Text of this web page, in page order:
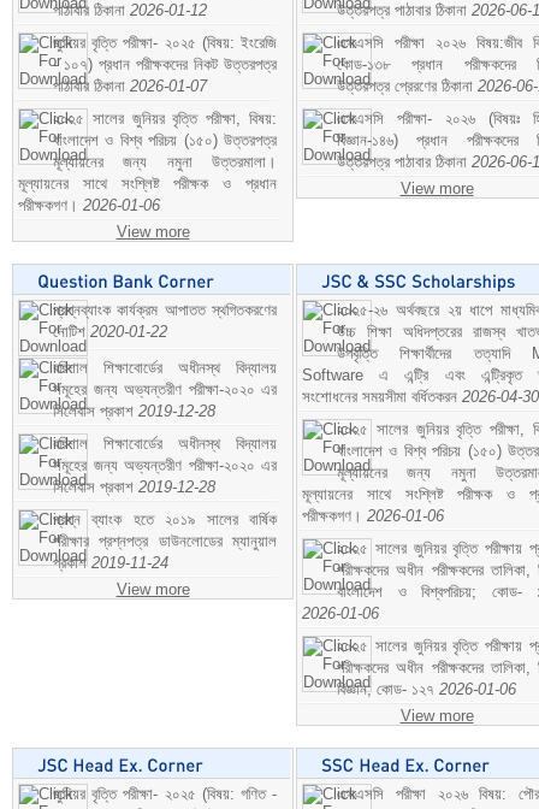
পাঠাবার ঠিকানা 2026-01-12
জুনিয়র বৃত্তি পরীক্ষা- ২০২৫ (বিষয়: ইংরেজি
- ১০৭) প্রধান পরীক্ষকদের নিকট উত্তরপত্র
পাঠাবার ঠিকানা 2026-01-07
২০২৫ সালের জুনিয়র বৃত্তি পরীক্ষা, বিষয়:
বাংলাদেশ ও বিশ্ব পরিচয় (১৫০) উত্তরপত্র
মূল্যায়নের জন্য নমুনা উত্তরমালা।
মূল্যায়নের সাথে সংশ্লিষ্ট পরীক্ষক ও প্রধান
পরীক্ষকগণ। 2026-01-06
View more
উত্তরপত্র পাঠাবার ঠিকানা 2026-06-
এসএসসি পরীক্ষা ২০২৬ বিষয়:জীব
কোড-১৩৮ প্রধান পরীক্ষকদের
উত্তরপত্র প্রেরণের ঠিকানা 2026-
এসএসসি পরীক্ষা- ২০২৬ (বিষয়ঃ
বিজ্ঞান-১৪৬) প্রধান পরীক্ষকদের
উত্তরপত্র পাঠাবার ঠিকানা 2026-06-
View more
প্রশ্নব্যাংক কার্যক্রম আপাতত স্থগিতকরণের
নোটিশ 2020-01-22
বরিশাল শিক্ষাবোর্ডের অধীনস্থ বিদ্যালয়
সমূহের জন্য অভ্যন্তরীণ পরীক্ষা-২০২০ এর
সিলেবাস প্রকাশ 2019-12-28
বরিশাল শিক্ষাবোর্ডের অধীনস্থ বিদ্যালয়
সমূহের জন্য অভ্যন্তরীণ পরীক্ষা-২০২০ এর
সিলেবাস প্রকাশ 2019-12-28
প্রশ্ন ব্যাংক হতে ২০১৯ সালের বার্ষিক
পরীক্ষার প্রশ্নপত্র ডাউনলোডের ম্যানুয়াল
প্রকাশ 2019-11-24
View more
২০২৫-২৬ অর্থবছরে ২য় ধাপে
উচ্চ শিক্ষা অধিদপ্তরের রাজস্ব
উপবৃত্তি শিক্ষার্থীদের তত্যাদি
Software এ এন্ট্রি এবং এন্ট্রিকৃত
সংশোধনের সময়সীমা বর্ধিতকরন 2026-04-30
২০২৫ সালের জুনিয়র বৃত্তি পরীক্ষা,
বাংলাদেশ ও বিশ্ব পরিচয় (১৫০)
মূল্যায়নের জন্য নমুনা
মূল্যায়নের সাথে সংশ্লিষ্ট পরীক্ষক ও
পরীক্ষকগণ। 2026-01-06
২০২৫ সালের জুনিয়র বৃত্তি পরীক্ষায়
পরীক্ষকদের অধীন পরীক্ষকদের তালিকা,
বাংলাদেশ ও বিশ্বপরিচয়; কোড-
2026-01-06
২০২৫ সালের জুনিয়র বৃত্তি পরীক্ষায়
পরীক্ষকদের অধীন পরীক্ষকদের তালিকা,
বিজ্ঞান; কোড- ১২৭ 2026-01-06
View more
জুনিয়র বৃত্তি পরীক্ষা- ২০২৫ (বিষয়: গণিত -
এসএসসি পরীক্ষা ২০২৬ বিষয়: